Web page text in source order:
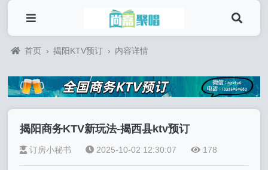
首页 › 揭阳KTV预订 › 内容详情
揭阳商务KTV新玩法-揭西县ktv预订
订房小秘书 2025-10-02 12:30:07 178